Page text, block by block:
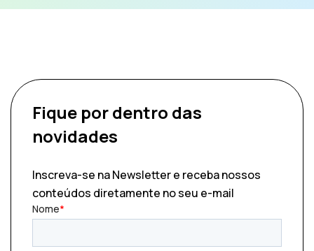
Fique por dentro das
novidades
Inscreva-se na Newsletter e receba nossos
conteúdos diretamente no seu e-mail